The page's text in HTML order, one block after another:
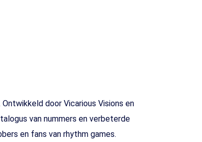
door Vicarious Visions en
van nummers en verbeterde
en fans van rhythm games.